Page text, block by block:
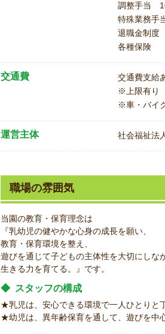
調整手当
特殊業務手
退職金制度
各種保険
交通費
交通費支給
※上限有り
※車・バイ
運営主体 社会福祉法
職場の雰囲気
当園の教育・保育理念は
『乳幼児の健やかな心身の成長を願い、
教育・保育環境を整え、
遊びを通じて子どもの主体性を大切にしな
生きる力を育てる。』です。
◆ スタッフの構成
★乳児は、安心できる環境で一人ひとりと
★幼児は、異年齢保育を通して、遊びを中